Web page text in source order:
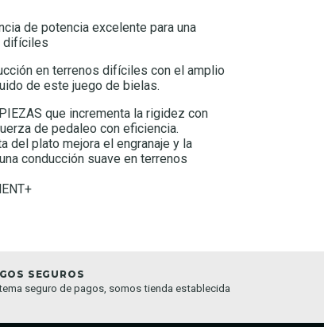
de potencia excelente para una
difíciles
en terrenos difíciles con el amplio
de este juego de bielas.
que incrementa la rigidez con
de pedaleo con eficiencia.
del plato mejora el engranaje y la
conducción suave en terrenos
SEGUROS
seguro de pagos, somos tienda establecida